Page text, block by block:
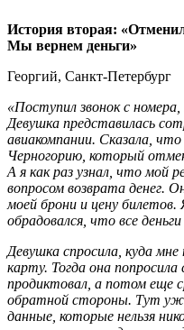
История вторая:
Мы вернем деньги»
Георгий, Санкт-Петербург
«Поступил звонок с
Девушка представилась
авиакомпании. Сказала,
Черногорию, который
А я как раз узнал, что мой
вопросом возврата денег.
моей брони и цену билетов.
обрадовался, что все
Девушка спросила, куда мне
карту. Тогда она
продиктовал, а потом еще
обратной стороны. Тут
данные, которые нельзя